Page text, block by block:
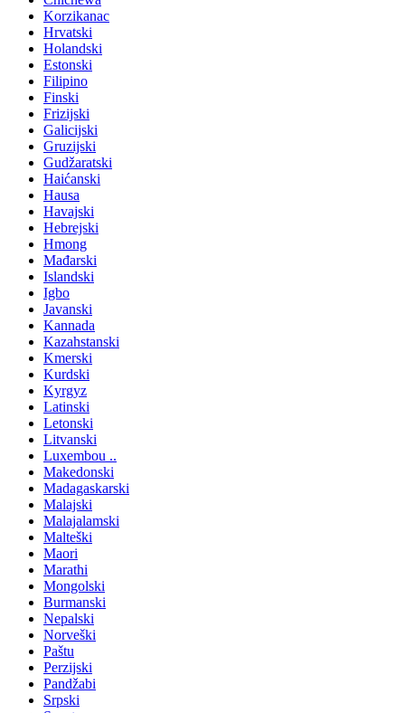
Korzikanac
Hrvatski
Holandski
Estonski
Filipino
Finski
Frizijski
Galicijski
Gruzijski
Gudžaratski
Haićanski
Hausa
Havajski
Hebrejski
Hmong
Mađarski
Islandski
Igbo
Javanski
Kannada
Kazahstanski
Kmerski
Kurdski
Kyrgyz
Latinski
Letonski
Litvanski
Luxembou ..
Makedonski
Madagaskarski
Malajski
Malajalamski
Malteški
Maori
Marathi
Mongolski
Burmanski
Nepalski
Norveški
Paštu
Perzijski
Pandžabi
Srpski